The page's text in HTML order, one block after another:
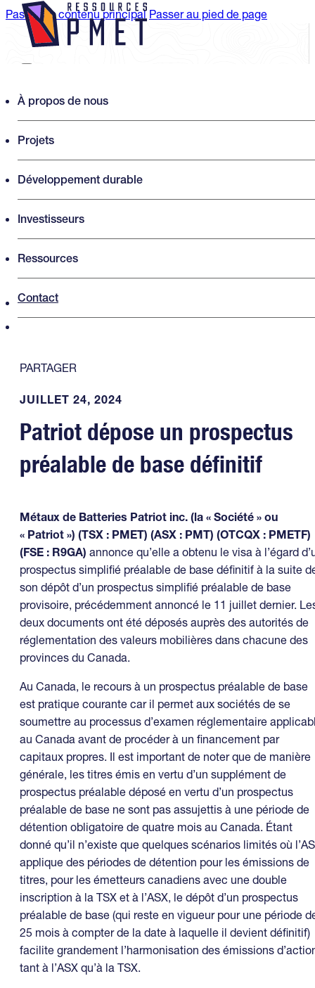
Passer au contenu principal Passer au pied de page
À propos de nous
Projets
Développement durable
Investisseurs
Ressources
Contact
Search PMET Resources
Rechercher
×
PARTAGER
JUILLET 24, 2024
Patriot dépose un prospectus
préalable de base définitif
Métaux de Batteries Patriot inc. (la « Société » ou
« Patriot ») (TSX : PMET) (ASX : PMT) (OTCQX : PMETF)
(FSE : R9GA) annonce qu’elle a obtenu le visa à l’égard
prospectus simplifié préalable de base définitif à la suite
son dépôt d’un prospectus simplifié préalable de base
provisoire, précédemment annoncé le 11 juillet dernier.
deux documents ont été déposés auprès des autorités de
réglementation des valeurs mobilières dans chacune des
provinces du Canada.
Au Canada, le recours à un prospectus préalable de base
est pratique courante car il permet aux sociétés de se
soumettre au processus d’examen réglementaire
au Canada avant de procéder à un financement par
capitaux propres. Il est important de noter que de manière
générale, les titres émis en vertu d’un supplément de
prospectus préalable déposé en vertu d’un prospectus
préalable de base ne sont pas assujettis à une période de
détention obligatoire de quatre mois au Canada. Étant
donné qu’il n’existe que quelques scénarios limités où
applique des périodes de détention pour les émissions de
titres, pour les émetteurs canadiens avec une double
inscription à la TSX et à l’ASX, le dépôt d’un prospectus
préalable de base (qui reste en vigueur pour une période
25 mois à compter de la date à laquelle il devient définitif)
facilite grandement l’harmonisation des émissions
tant à l’ASX qu’à la TSX.